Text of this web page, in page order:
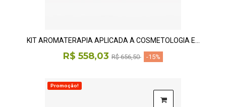
KIT AROMATERAPIA APLICADA À COSMETOLOGIA E...
R$ 558,03 R$ 656,50 -15%
Promoção!